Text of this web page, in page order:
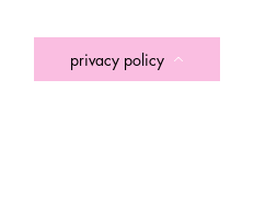
privacy policy